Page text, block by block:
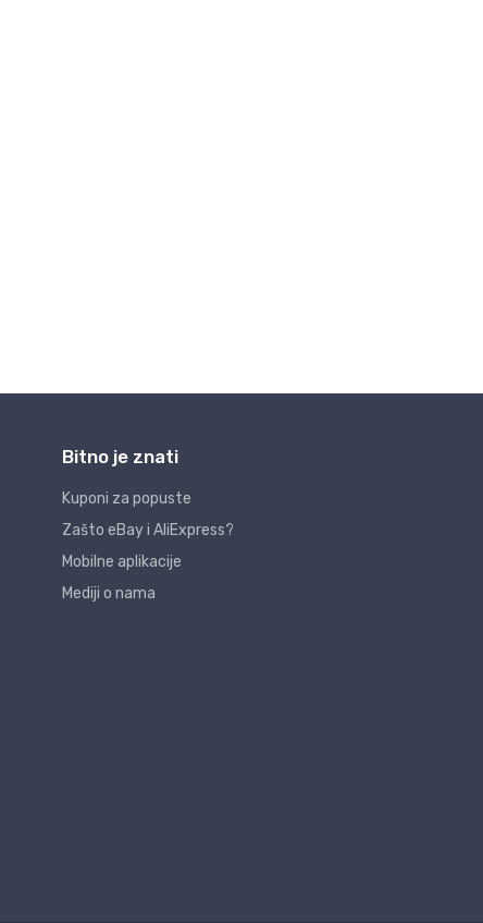
Bitno je znati
Kuponi za popuste
Zašto eBay i AliExpress?
Mobilne aplikacije
Mediji o nama